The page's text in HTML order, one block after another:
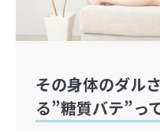
その身体のダル
る”糖質バテ”っ